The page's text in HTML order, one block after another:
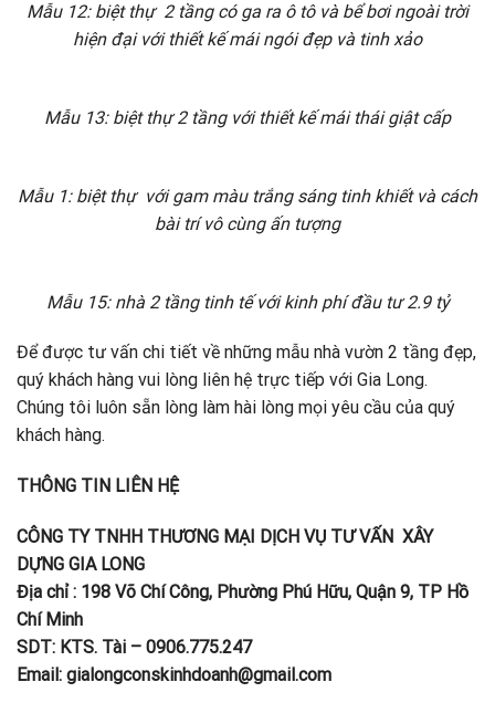
Mẫu 12: biệt thự 2 tầng có ga ra ô tô và bể bơi ngoài trời
hiện đại với thiết kế mái ngói đẹp và tinh xảo
Mẫu 13: biệt thự 2 tầng với thiết kế mái thái giật cấp
Mẫu 1: biệt thự với gam màu trắng sáng tinh khiết và cách
bài trí vô cùng ấn tượng
Mẫu 15: nhà 2 tầng tinh tế với kinh phí đầu tư 2.9 tỷ
Để được tư vấn chi tiết về những mẫu nhà vườn 2 tầng đẹp,
quý khách hàng vui lòng liên hệ trực tiếp với Gia Long.
Chúng tôi luôn sẵn lòng làm hài lòng mọi yêu cầu của quý
khách hàng.
THÔNG TIN LIÊN HỆ
CÔNG TY TNHH THƯƠNG MẠI DỊCH VỤ TƯ VẤN XÂY
DỰNG GIA LONG
Địa chỉ : 198 Võ Chí Công, Phường Phú Hữu, Quận 9, TP Hồ
Chí Minh
SDT: KTS. Tài – 0906.775.247
Email: gialongconskinhdoanh@gmail.com